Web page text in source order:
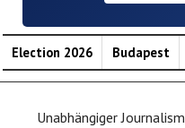
Election 2026 Budapest
Unabhängiger